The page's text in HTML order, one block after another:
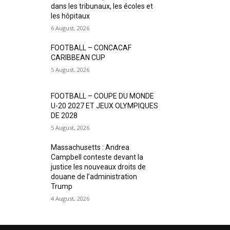
dans les tribunaux, les écoles et
les hôpitaux
6 August, 2026
FOOTBALL – CONCACAF
CARIBBEAN CUP
5 August, 2026
FOOTBALL – COUPE DU MONDE
U-20 2027 ET JEUX OLYMPIQUES
DE 2028
5 August, 2026
Massachusetts : Andrea
Campbell conteste devant la
justice les nouveaux droits de
douane de l’administration
Trump
4 August, 2026